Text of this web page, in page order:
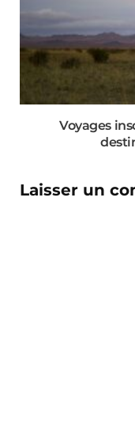
Voyages
Laisser un